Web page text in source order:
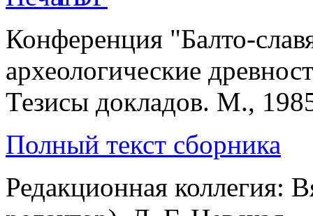
Конференция "Балто-
археологические
Тезисы докладов. М.,
Полный текст сборника
Редакционная коллегия: